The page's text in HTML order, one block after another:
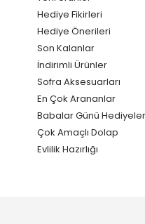
Hediye Fikirleri
Hediye Önerileri
Son Kalanlar
İndirimli Ürünler
Sofra Aksesuarları
En Çok Arananlar
Babalar Günü
Çok Amaçlı Dolap
Evlilik Hazırlığı